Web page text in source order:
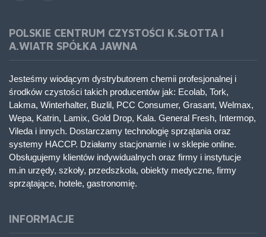
POLSKIE CENTRUM CZYSTOŚCI K.SŁOTTA I
A.WIATR SPÓŁKA JAWNA
Jesteśmy wiodącym dystrybutorem chemii profesjonalnej i
środków czystości takich producentów jak: Ecolab, Tork,
Lakma, Winterhalter, Buzlil, PCC Consumer, Grasant, Welmax,
Wepa, Katrin, Lamix, Gold Drop, Kala. General Fresh, Intermop,
Vileda i innych. Dostarczamy technologię sprzątania oraz
systemy HACCP. Działamy stacjonarnie i w sklepie online.
Obsługujemy klientów indywidualnych oraz firmy i instytucje
m.in urzędy, szkoły, przedszkola, obiekty medyczne, firmy
sprzątające, hotele, gastronomię.
INFORMACJE